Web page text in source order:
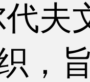
夫
，